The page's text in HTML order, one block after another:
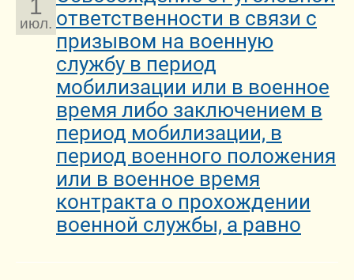
1
июл. ответственности в связи с
призывом на военную
службу в период
мобилизации или в военное
время либо заключением в
период мобилизации, в
период военного положения
или в военное время
контракта о прохождении
военной службы, а равно